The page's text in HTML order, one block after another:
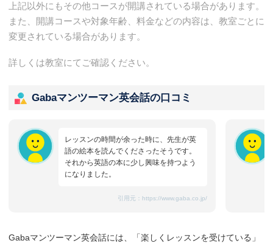
上記以外にもその他コースが開講されている場合があります。
また、開講コースや対象年齢、料金などの内容は、教室ごとに
変更されている場合があります。
詳しくは教室にてご確認ください。
Gabaマンツーマン英会話の口コミ
レッスンの時間が余った時に、先生が英
語の絵本を読んでくださったそうです。
それから英語の本に少し興味を持つよう
になりました。
引用元： https://www.gaba.co.jp/
Gabaマンツーマン英会話には、「楽しくレッスンを受けている」